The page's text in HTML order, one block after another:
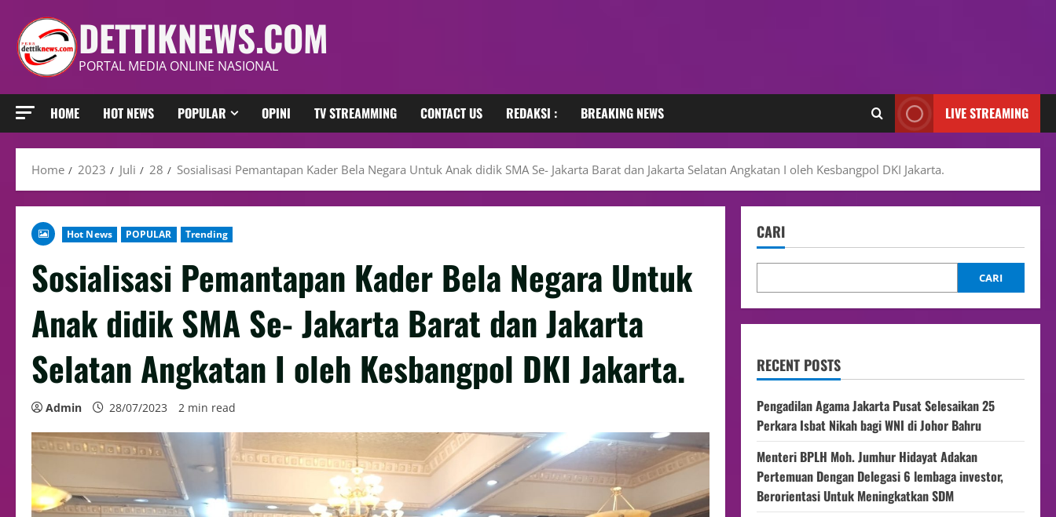
DETTIKNEWS.COM
PORTAL MEDIA ONLINE NASIONAL
HOME HOT NEWS POPULAR OPINI TV STREAMMING CONTACT US REDAKSI : BREAKING NEWS LIVE STREAMING
Home 2023 Juli 28 Sosialisasi Pemantapan Kader Bela Negara Untuk Anak didik SMA Se- Jakarta Barat dan Jakarta Selatan Angkatan I oleh Kesbangpol DKI Jakarta.
Hot News POPULAR Trending
Sosialisasi Pemantapan Kader Bela Negara Untuk
Anak didik SMA Se- Jakarta Barat dan Jakarta
Selatan Angkatan I oleh Kesbangpol DKI Jakarta.
Admin 28/07/2023 2 min read
CARI
CARI
RECENT POSTS
Pengadilan Agama Jakarta Pusat Selesaikan 25
Perkara Isbat Nikah bagi WNI di Johor Bahru
Menteri BPLH Moh. Jumhur Hidayat Adakan
Pertemuan Dengan Delegasi 6 lembaga investor,
Berorientasi Untuk Meningkatkan SDM